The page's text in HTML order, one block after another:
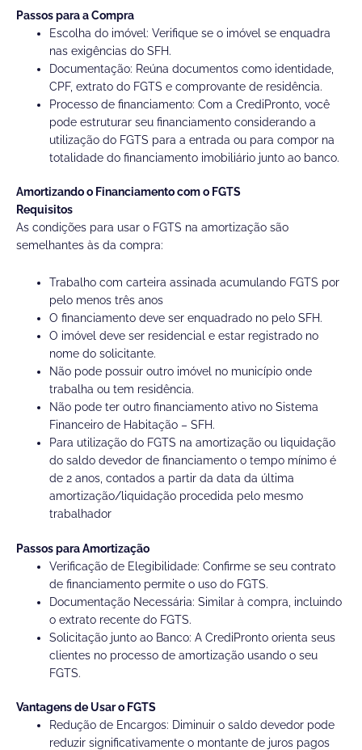
Passos para a Compra
Escolha do imóvel: Verifique se o imóvel se enquadra
nas exigências do SFH.
Documentação: Reúna documentos como identidade,
CPF, extrato do FGTS e comprovante de residência.
Processo de financiamento: Com a CrediPronto, você
pode estruturar seu financiamento considerando a
utilização do FGTS para a entrada ou para compor na
totalidade do financiamento imobiliário junto ao banco.
Amortizando o Financiamento com o FGTS
Requisitos
As condições para usar o FGTS na amortização são
semelhantes às da compra:
Trabalho com carteira assinada acumulando FGTS por
pelo menos três anos
O financiamento deve serenquadrado no pelo SFH.
O imóvel deve ser residencial e estar registrado no
nome do solicitante.
Não pode possuir outro imóvel no município onde
trabalha ou tem residência.
Não pode ter outro financiamento ativo no Sistema
Financeiro de Habitação – SFH.
Para utilização do FGTS na amortização ou liquidação
do saldo devedor de financiamento o tempo mínimo é
de 2 anos, contados a partir da data da última
amortização/liquidação procedida pelo mesmo
trabalhador
Passos para Amortização
Verificação de Elegibilidade: Confirme se seu contrato
de financiamento permite o uso do FGTS.
Documentação Necessária: Similar à compra, incluindo
o extrato recente do FGTS.
Solicitação junto ao Banco: A CrediPronto orienta seus
clientes no processo de amortização usando o seu
FGTS.
Vantagens de Usar o FGTS
Redução de Encargos: Diminuir o saldo devedor pode
reduzir significativamente o montante de juros pagos